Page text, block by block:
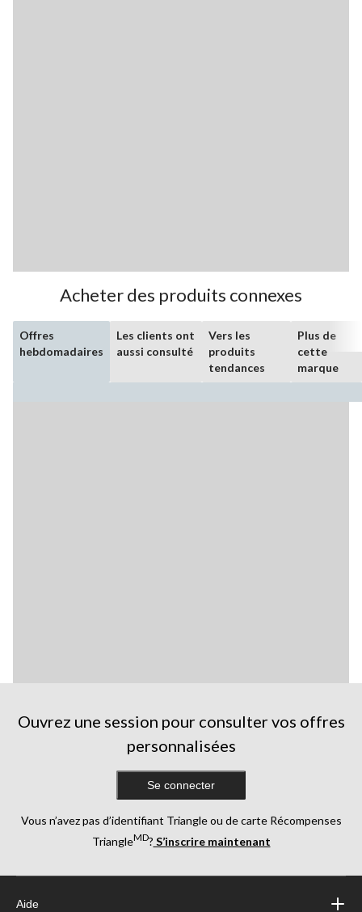
Acheter des produits connexes
Offres
hebdomadaires
Les clients ont
aussi consulté
Vers les
produits
tendances
Plus de
cette
marque
Ouvrez une session pour consulter vos offres
personnalisées
Se connecter
Vous n’avez pas d’identifiant Triangle ou de carte Récompenses
TriangleMD? S’inscrire maintenant
Aide